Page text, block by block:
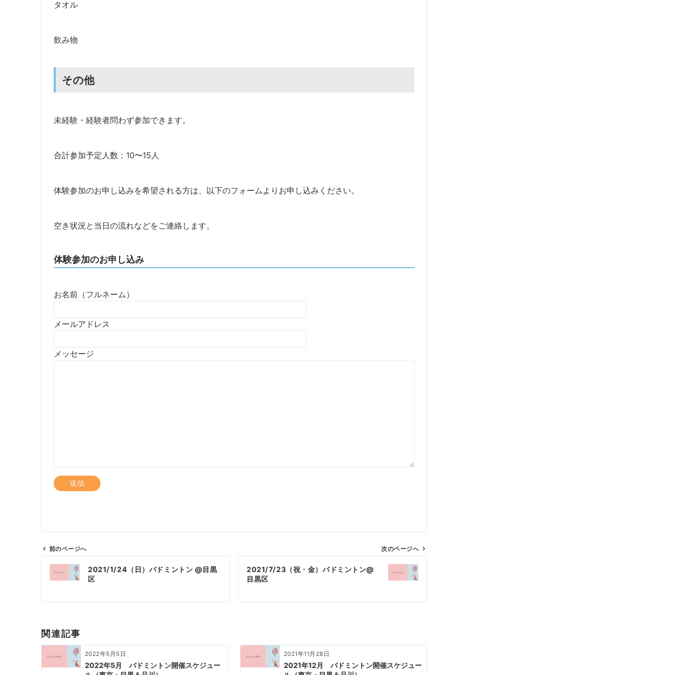
タオル
飲み物
その他
未経験・経験者問わず参加できます。
合計参加予定人数：10〜15人
体験参加のお申し込みを希望される方は、以下のフォームよりお申し込みください。
空き状況と当日の流れなどをご連絡します。
体験参加のお申し込み
お名前（フルネーム）
メールアドレス
メッセージ
シ
前のページへ
2021/1/24（日）バドミントン @目黒
区
次のページへ
2021/7/23（祝・金）バドミントン@
目黒区
関連記事
2022年5月5日
2022年5月 バドミントン開催スケジュー
2021年11月28日
2021年12月 バドミントン開催スケジュー